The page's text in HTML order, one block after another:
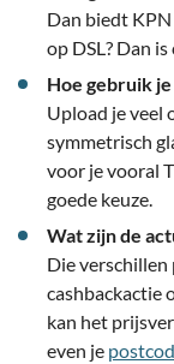
Dan biedt
op DSL? Dan
Hoe gebruik
Upload je veel
symmetrisch
voor je vooral
goede keuze.
Wat zijn de
Die verschillen
cashbackactie
kan het
even je